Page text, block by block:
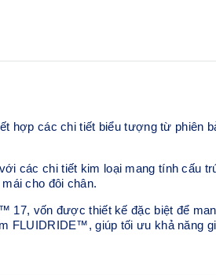
các chi tiết biểu tượng từ phiên
các chi tiết kim loại mang tính cấu
cho đôi chân.
vốn được thiết kế đặc biệt để
FLUIDRIDE™, giúp tối ưu khả năng